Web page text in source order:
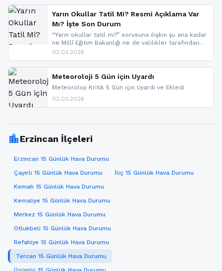
yapıldı. İşte son dakika meteoroloji gelişmeleri.
Yarın Okullar Tatil Mi? Resmi Açıklama Var
Mı? İşte Son Durum
“Yarın okullar tatil mi?” sorusuna ilişkin şu ana kadar
ne Millî Eğitim Bakanlığı ne de valilikler tarafından
yapılmış resmi bir tatil açıklaması bulunmamaktadır.
paylaşacağız. En hızlı şekilde haberdar olmak için
sitemizi takip edebilir ve bildirimleri açabilirsiniz.
02.03.2026
Meteoroloji 5 Gün için Uyardı
Meteoroloji Kritik 5 Gün için Uyardı ve Ekledi
02.03.2026
location_cityErzincan İlçeleri
Erzincan 15 Günlük Hava Durumu
Çayırlı 15 Günlük Hava Durumu
İliç 15 Günlük Hava Durumu
Kemah 15 Günlük Hava Durumu
Kemaliye 15 Günlük Hava Durumu
Merkez 15 Günlük Hava Durumu
Otlukbeli 15 Günlük Hava Durumu
Refahiye 15 Günlük Hava Durumu
Tercan 15 Günlük Hava Durumu